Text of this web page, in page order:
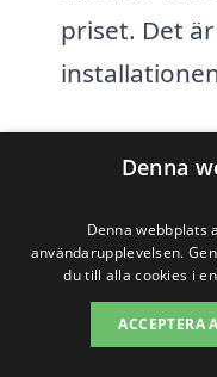
priset. Det
Genom att
en bättre
bakom
Rimbo. Innan
att du jämför
Denna
Denna webbplats
användarupplevelsen.
du till alla cookies i
ACCEPTERA